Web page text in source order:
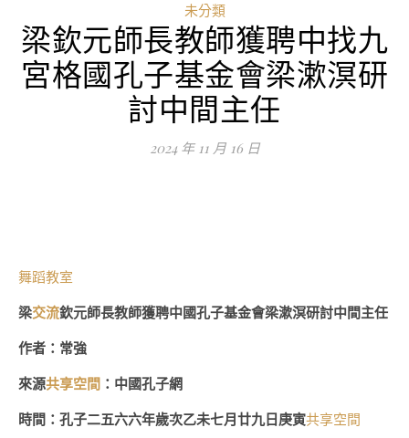
未分類
梁欽元師長教師獲聘中找九
宮格國孔子基金會梁漱溟研
討中間主任
2024 年 11 月 16 日
舞蹈教室
梁交流欽元師長教師獲聘中國孔子基金會梁漱溟研討中間主任
作者：常強
來源共享空間 ：中國孔子網
時間：孔子二五六六年歲次乙未七月廿九日庚寅共享空間